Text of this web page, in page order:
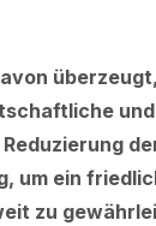
um ein
zu